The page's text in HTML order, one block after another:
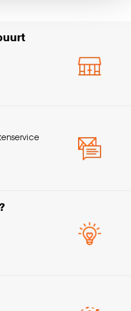
Je kunt er ook
aanpassen’ te
deze keuze altijd nog
onze
0.4 Kg
Oeko-Tex Standard 100
80 CM